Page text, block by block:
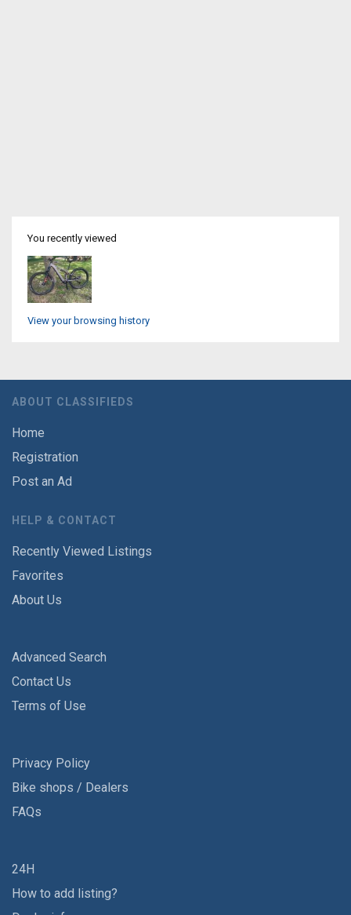
You recently viewed
View your browsing history
ABOUT CLASSIFIEDS
Home
Registration
Post an Ad
HELP & CONTACT
Recently Viewed Listings
Favorites
About Us
Advanced Search
Contact Us
Terms of Use
Privacy Policy
Bike shops / Dealers
FAQs
24H
How to add listing?